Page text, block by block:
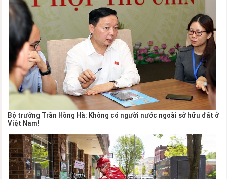
Bộ trưởng Trần Hồng Hà: Không có người nước ngoài sở hữu đất ở
Việt Nam!